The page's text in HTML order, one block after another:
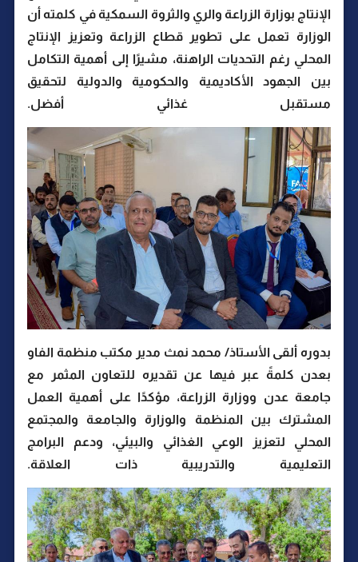
الإنتاج بوزارة الزراعة والري والثروة السمكية في كلمته أن
الوزارة تعمل على تطوير قطاع الزراعة وتعزيز الإنتاج
المحلي رغم التحديات الراهنة، مشيرًا إلى أهمية التكامل
بين الجهود الأكاديمية والحكومية والدولية لتحقيق
مستقبل غذائي أفضل.
بدوره ألقى الأستاذ/ محمد نمث مدير مكتب منظمة الفاو
بعدن كلمةً عبر فيها عن تقديره للتعاون المثمر مع
جامعة عدن ووزارة الزراعة، مؤكدًا على أهمية العمل
المشترك بين المنظمة والوزارة والجامعة والمجتمع
المحلي لتعزيز الوعي الغذائي والبيئي، ودعم البرامج
التعليمية والتدريبية ذات العلاقة.